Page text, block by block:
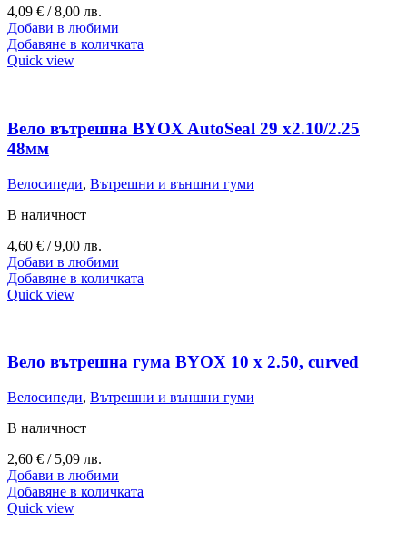
4,09 € / 8,00 лв.
Добави в любими
Добавяне в количката
Quick view
Вело вътрешна BYOX AutoSeal 29 х2.10/2.25
48мм
Велосипеди, Вътрешни и външни гуми
В наличност
4,60 € / 9,00 лв.
Добави в любими
Добавяне в количката
Quick view
Вело вътрешна гума BYOX 10 x 2.50, curved
Велосипеди, Вътрешни и външни гуми
В наличност
2,60 € / 5,09 лв.
Добави в любими
Добавяне в количката
Quick view